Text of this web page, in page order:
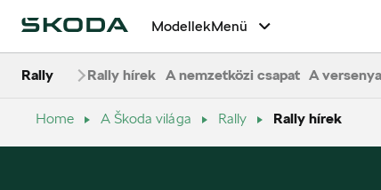
ModellekMenü
Rally Rally hírek A nemzetközi csapat A
Home A Škoda világa Rally Rally hírek